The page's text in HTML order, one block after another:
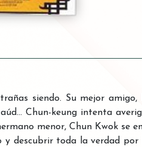
siendo. Su mejor amigo,
Chun-keung intenta
menor, Chun Kwok se
descubrir toda la verdad por